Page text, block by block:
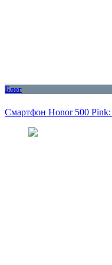
Блог
Смартфон Honor 500 Pink: